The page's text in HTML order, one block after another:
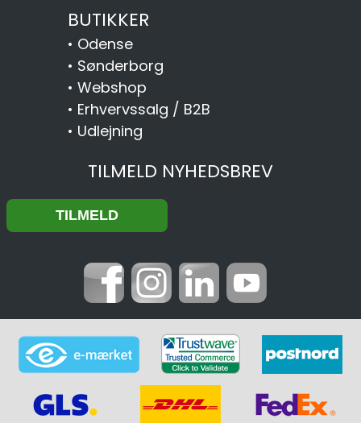
BUTIKKER
• Odense
• Sønderborg
• Webshop
• Erhvervssalg / B2B
• Udlejning
TILMELD NYHEDSBREV